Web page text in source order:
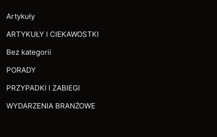
Artykuły
ARTYKUŁY I CIEKAWOSTKI
Bez kategorii
PORADY
PRZYPADKI I ZABIEGI
WYDARZENIA BRANŻOWE